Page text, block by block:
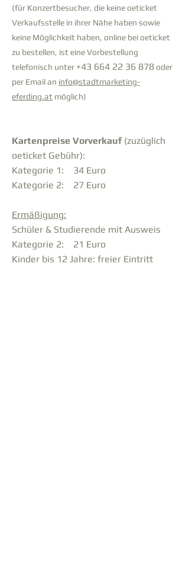
(für Konzertbesucher, die keine oeticket
Verkaufsstelle in ihrer Nähe haben sowie
keine Möglichkeit haben, online bei oeticket
zu bestellen, ist eine Vorbestellung
telefonisch unter +43 664 22 36 878 oder
per Email an info@stadtmarketing-
eferding.at möglich)
Kartenpreise Vorverkauf (zuzüglich
oeticket Gebühr):
Kategorie 1: 34 Euro
Kategorie 2: 27 Euro
Ermäßigung:
Schüler & Studierende mit Ausweis
Kategorie 2: 21 Euro
Kinder bis 12 Jahre: freier Eintritt